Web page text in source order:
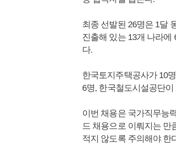
최종 선발된 26명은 1달
진출해 있는 13개 나라에
다.
한국토지주택공사가 10
6명, 한국철도시설공단
이번 채용은 국가직무능
드 채용으로 이뤄지는 만
적지 않도록 주의해야 한